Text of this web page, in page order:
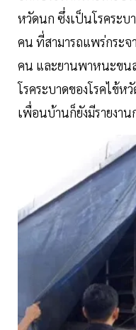
หวัดนก ซึ่งเป็นโรคระ
คน ที่สามารถแพร่กระจ
คน และยานพาหนะขน
โรคระบาดของโรคไข้
เพื่อนบ้านก็ยังมีรายงาน